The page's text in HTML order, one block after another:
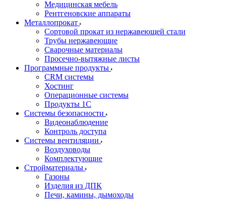
Медицинская мебель
Рентгеновские аппараты
Металлопрокат
Сортовой прокат из нержавеющей стали
Трубы нержавеющие
Сварочные материалы
Просечно-вытяжные листы
Программные продукты
CRM системы
Хостинг
Операционные системы
Продукты 1С
Системы безопасности
Видеонаблюдение
Контроль доступа
Системы вентиляции
Воздуховоды
Комплектующие
Стройматериалы
Газоны
Изделия из ДПК
Печи, камины, дымоходы